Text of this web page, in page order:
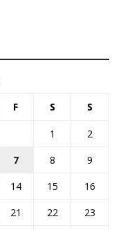
F S S
1
2
7 8
9
14 15
16
21 22
23